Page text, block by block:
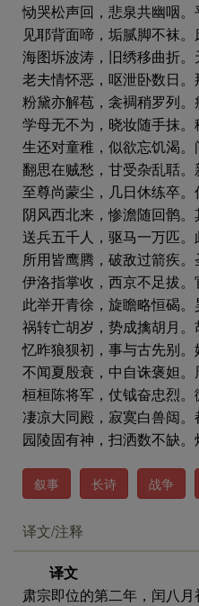
恸哭松声回，悲泉共幽咽。
见耶背面啼，垢腻脚不袜。
海图坼波涛，旧绣移曲折。
老夫情怀恶，呕泄卧数日。
粉黛亦解苞，衾裯稍罗列。
学母无不为，晓妆随手抹。
生还对童稚，似欲忘饥渴。
翻思在贼愁，甘受杂乱聒。
至尊尚蒙尘，几日休练卒。
阴风西北来，惨澹随回鹘。
送兵五千人，驱马一万匹。
所用皆鹰腾，破敌过箭疾。
伊洛指掌收，西京不足拔。
此举开青徐，旋瞻略恒碣。
祸转亡胡岁，势成擒胡月。
忆昨狼狈初，事与古先别。
不闻夏殷衰，中自诛褒妲。
桓桓陈将军，仗钺奋忠烈。
凄凉大同殿，寂寞白兽闼。
园陵固有神，扫洒数不缺。
叙事 长诗 战争
译文/注释
译文
肃宗即位的第二年，闰八月